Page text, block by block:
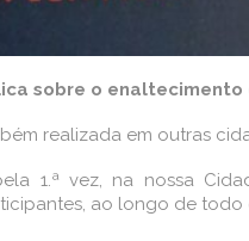
sobre o enaltecimento
realizada em outras
1.ª vez, na nossa
ao longo de todo